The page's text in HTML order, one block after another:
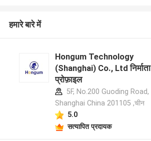
हमारे बारे में
Hongum Technology
(Shanghai) Co., Ltd निर्माता
प्रोफ़ाइल
5F, No.200 Guoding Road,
Shanghai China 201105 ,चीन
5.0
सत्यापित प्रदायक